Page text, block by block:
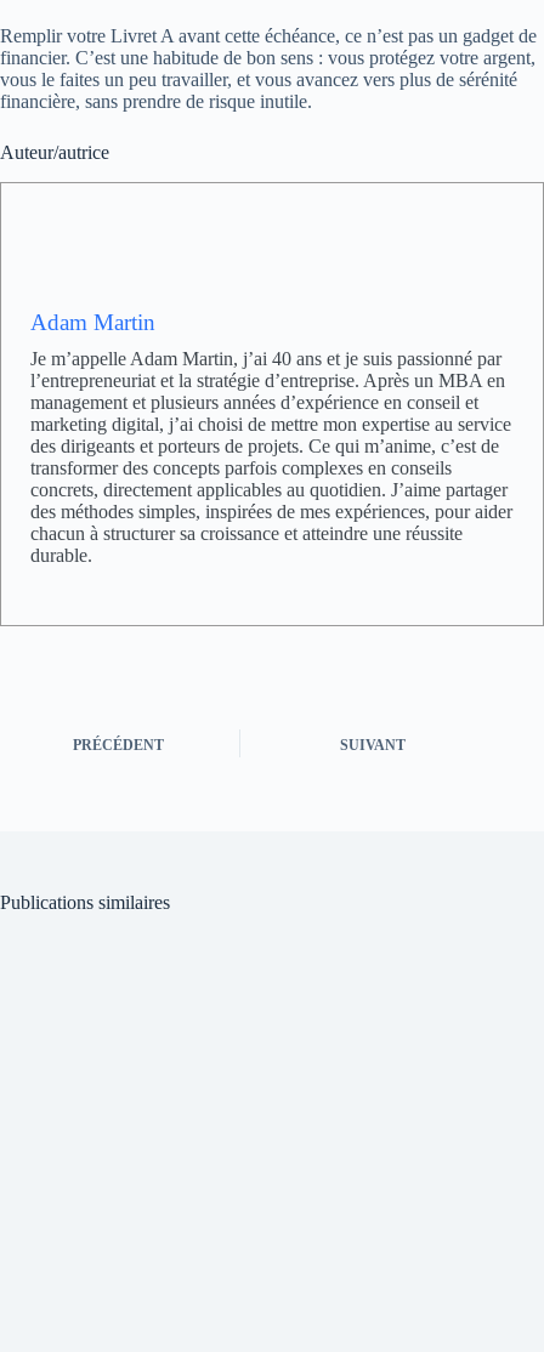
Remplir votre Livret A avant cette échéance, ce n’est pas un gadget de
financier. C’est une habitude de bon sens : vous protégez votre argent,
vous le faites un peu travailler, et vous avancez vers plus de sérénité
financière, sans prendre de risque inutile.
Auteur/autrice
Adam Martin
Je m’appelle Adam Martin, j’ai 40 ans et je suis passionné par
l’entrepreneuriat et la stratégie d’entreprise. Après un MBA en
management et plusieurs années d’expérience en conseil et
marketing digital, j’ai choisi de mettre mon expertise au service
des dirigeants et porteurs de projets. Ce qui m’anime, c’est de
transformer des concepts parfois complexes en conseils
concrets, directement applicables au quotidien. J’aime partager
des méthodes simples, inspirées de mes expériences, pour aider
chacun à structurer sa croissance et atteindre une réussite
durable.
PRÉCÉDENT SUIVANT
Publications similaires